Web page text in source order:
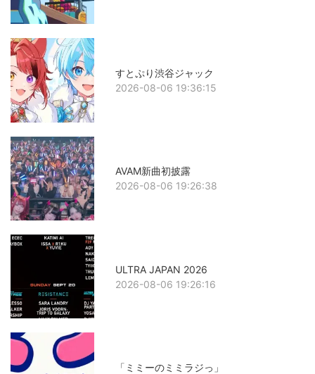
すとぷり渋谷ジャック
2026-08-06 19:36:15
AVAM新曲初披露
2026-08-06 19:26:38
ULTRA JAPAN 2026
2026-08-06 19:26:16
「ミミーのミミラジっ」